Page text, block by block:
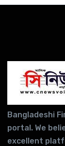
Bangladeshi
portal. We
excellent